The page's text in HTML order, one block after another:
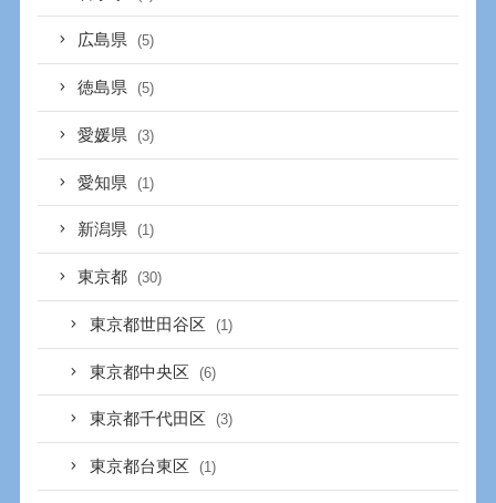
広島県 (5)
徳島県 (5)
愛媛県 (3)
愛知県 (1)
新潟県 (1)
東京都 (30)
東京都世田谷区 (1)
東京都中央区 (6)
東京都千代田区 (3)
東京都台東区 (1)